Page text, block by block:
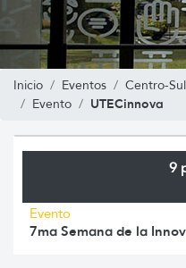
Inicio Eventos Centro-Sul
Evento
UTECinnova
9
Evento
7ma Semana de la